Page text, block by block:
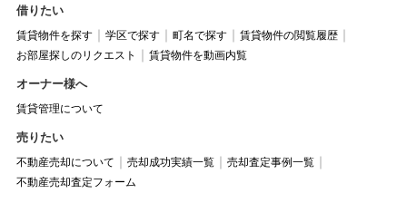
借りたい
賃貸物件を探す 学区で探す 町名で探す
賃貸物件の閲覧履歴
お部屋探しのリクエスト
賃貸物件を動画内覧
オーナー様へ
賃貸管理について
売りたい
不動産売却について 売却成功実績一覧
売却査定事例一覧
不動産売却査定フォーム